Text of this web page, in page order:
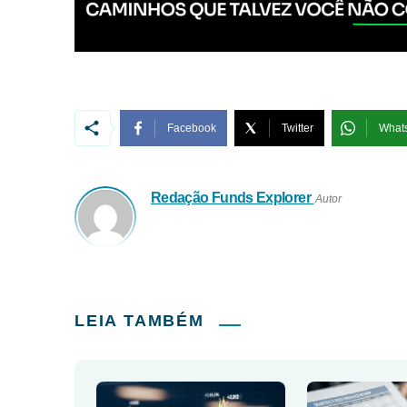
Facebook Twitter
Redação Funds Explorer Autor
LEIA TAMBÉM